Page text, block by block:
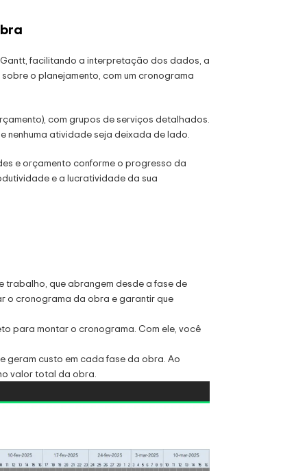
facilitando a interpretação dos dados, a
o planejamento, com um cronograma
com grupos de serviços detalhados.
nenhuma atividade seja deixada de lado.
e orçamento conforme o progresso da
e a lucratividade da sua
trabalho, que abrangem desde a fase de
o cronograma da obra e garantir que
para montar o cronograma. Com ele, você
geram custo em cada fase da obra. Ao
valor total da obra.